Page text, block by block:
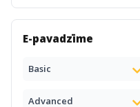
E-pavadzīme
Basic
Advanced